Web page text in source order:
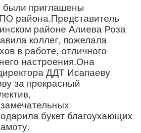
были приглашены
района.Представитель
районе Алиева Роза
коллег, пожелала
в работе, отличного
настроения.Она
ДДТ Исапаеву
за прекрасный
букет благоухающих